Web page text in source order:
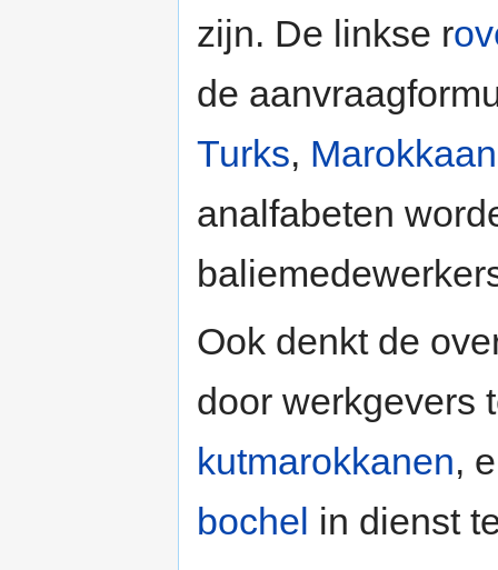
zijn. De linkse r
de
Turks,
analfabeten
Ook denkt de
door werkgevers
kutmarokkanen,
bochel in dienst